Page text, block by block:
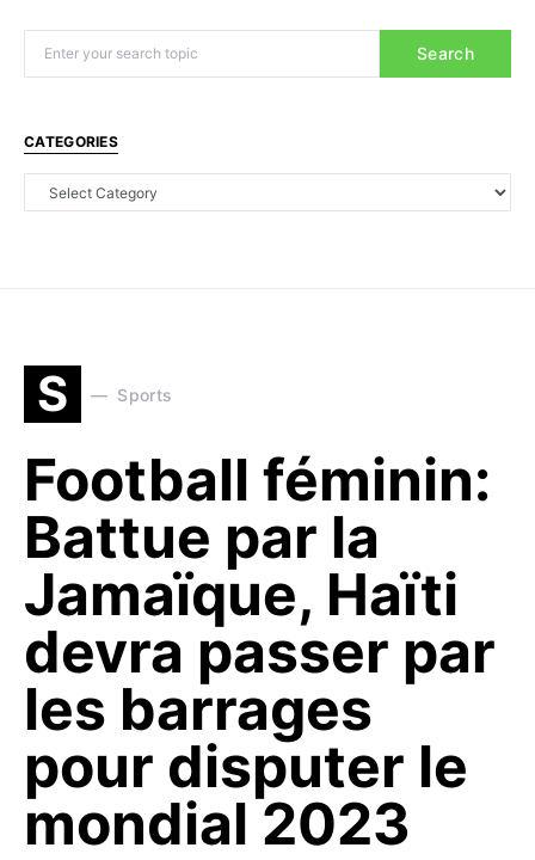
Search
CATEGORIES
S Sports
Football féminin:
Battue par la
Jamaïque, Haïti
devra passer par
les barrages
pour disputer le
mondial 2023